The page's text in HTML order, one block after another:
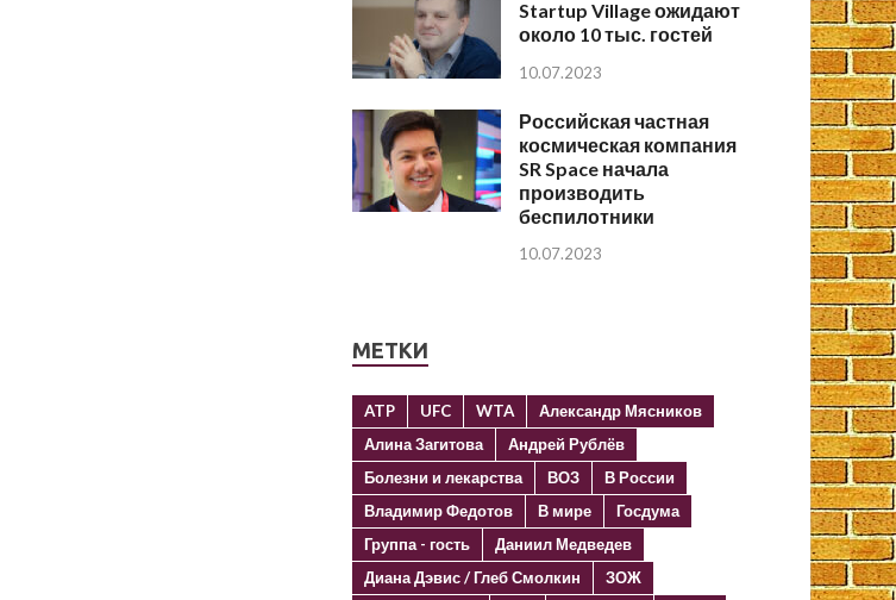
Startup Village ожидают
около 10 тыс. гостей
10.07.2023
Российская частная
космическая компания
SR Space начала
производить
беспилотники
10.07.2023
МЕТКИ
ATP UFC WTA
Александр Мясников
Алина Загитова
Андрей Рублёв
Болезни и лекарства
ВОЗ
В России
Владимир Федотов
В мире
Госдума
Группа - гость
Даниил Медведев
Диана Дэвис / Глеб Смолкин
ЗОЖ